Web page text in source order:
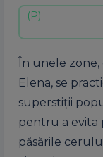
În unele zone,
Elena, se
superstiții
pentru a evita
păsările